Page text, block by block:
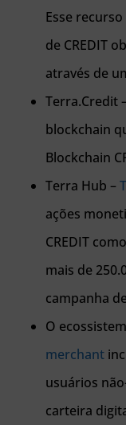
Esse
de CREDIT
através de
Terra.Credit
blockchain
Blockchain
Terra Hub –
ações
CREDIT
mais de
campanha
O
merchant
usuários
carteira